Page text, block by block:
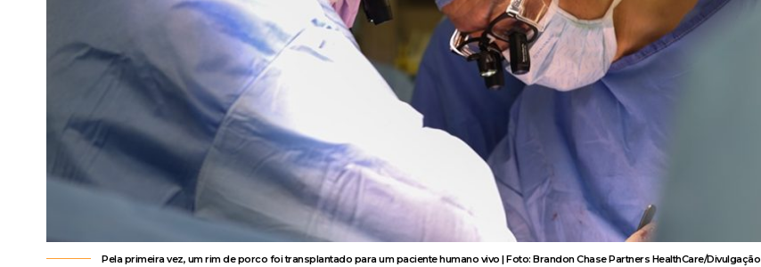
Pela primeira vez, um rim de porco foi transplantado para um paciente humano vivo | Foto: Brandon Chase Partners HealthCare/Divulgação